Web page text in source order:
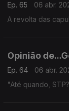
Ep. 65
06 abr.
A revolta das
Opinião
Ep. 64
06 abr.
"Até quando,